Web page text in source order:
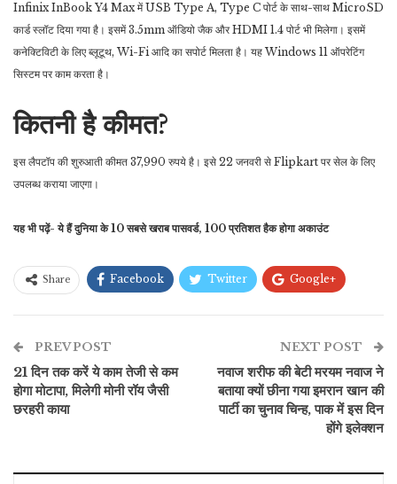
Infinix InBook Y4 Max में USB Type A, Type C पोर्ट के साथ-साथ MicroSD
कार्ड स्लॉट दिया गया है। इसमें 3.5mm ऑडियो जैक और HDMI 1.4 पोर्ट भी मिलेगा। इसमें
कनेक्टिविटी के लिए ब्लूटूथ, Wi-Fi आदि का सपोर्ट मिलता है। यह Windows 11 ऑपरेटिंग
सिस्टम पर काम करता है।
कितनी है कीमत?
इस लैपटॉप की शुरुआती कीमत 37,990 रुपये है। इसे 22 जनवरी से Flipkart पर सेल के लिए
उपलब्ध कराया जाएगा।
यह भी पढ़ें- ये हैं दुनिया के 10 सबसे खराब पासवर्ड, 100 प्रतिशत हैक होगा अकाउंट
Share Facebook Twitter Google+
ईमेल
PREV POST
21 दिन तक करें ये काम तेजी से कम
होगा मोटापा, मिलेगी मोनी रॉय जैसी
छरहरी काया
NEXT POST
नवाज शरीफ की बेटी मरयम नवाज ने
बताया क्यों छीना गया इमरान खान की
पार्टी का चुनाव चिन्ह, पाक में इस दिन
होंगे इलेक्शन